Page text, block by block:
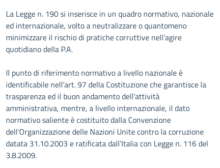
La Legge n. 190 si inserisce in un quadro normativo, nazionale
ed internazionale, volto a neutralizzare o quantomeno
minimizzare il rischio di pratiche corruttive nell’agire
quotidiano della P.A.
Il punto di riferimento normativo a livello nazionale è
identificabile nell’art. 97 della Costituzione che garantisce la
trasparenza ed il buon andamento dell’attività
amministrativa, mentre, a livello internazionale, il dato
normativo saliente è costituito dalla Convenzione
dell’Organizzazione delle Nazioni Unite contro la corruzione
datata 31.10.2003 e ratificata dall’Italia con Legge n. 116 del
3.8.2009.